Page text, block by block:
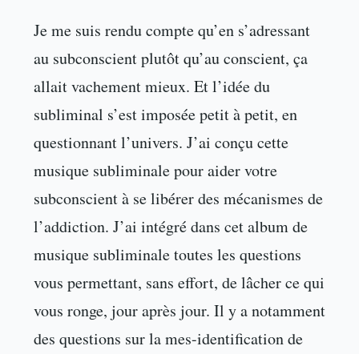
Je me suis rendu compte qu’en s’adressant
au subconscient plutôt qu’au conscient, ça
allait vachement mieux. Et l’idée du
subliminal s’est imposée petit à petit, en
questionnant l’univers. J’ai conçu cette
musique subliminale pour aider votre
subconscient à se libérer des mécanismes de
l’addiction. J’ai intégré dans cet album de
musique subliminale toutes les questions
vous permettant, sans effort, de lâcher ce qui
vous ronge, jour après jour. Il y a notamment
des questions sur la mes-identification de